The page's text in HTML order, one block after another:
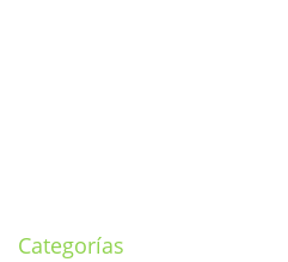
Categorías